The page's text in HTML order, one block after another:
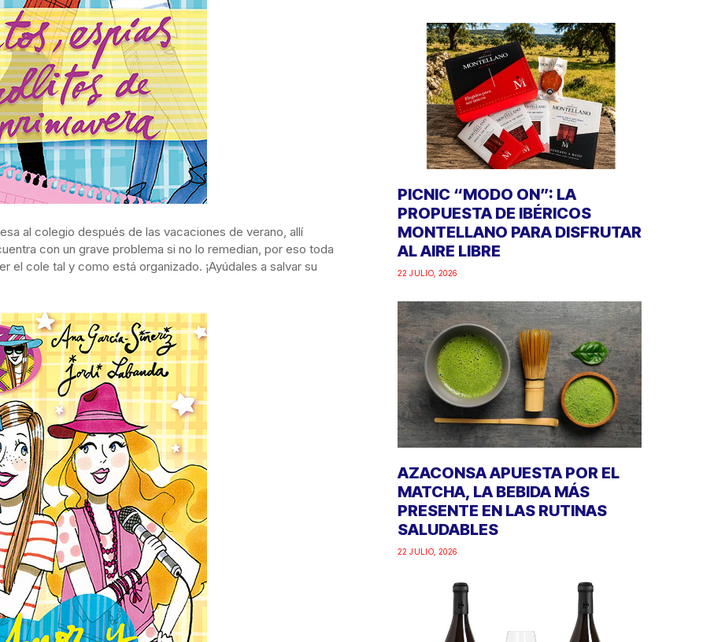
al colegio después de las vacaciones de verano, allí
con un grave problema si no lo remedian, por eso toda
el cole tal y como está organizado. ¡Ayúdales a salvar su
PICNIC “MODO ON”: LA
PROPUESTA DE IBÉRICOS
MONTELLANO PARA DISFRUTAR
AL AIRE LIBRE
22 JULIO, 2026
AZACONSA APUESTA POR EL
MATCHA, LA BEBIDA MÁS
PRESENTE EN LAS RUTINAS
SALUDABLES
22 JULIO, 2026